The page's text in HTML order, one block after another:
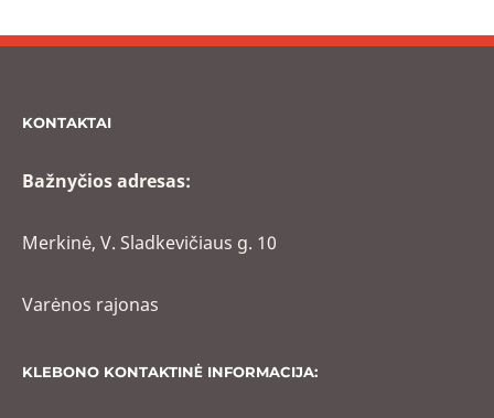
KONTAKTAI
Bažnyčios adresas:
Merkinė, V. Sladkevičiaus g. 10
Varėnos rajonas
KLEBONO KONTAKTINĖ INFORMACIJA: